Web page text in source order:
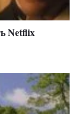
Netflix